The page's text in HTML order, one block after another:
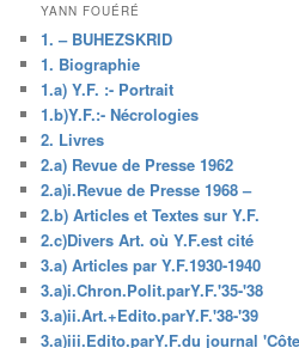
YANN FOUÉRÉ
1. – BUHEZSKRID
1. Biographie
1.a) Y.F. :- Portrait
1.b)Y.F.:- Nécrologies
2. Livres
2.a) Revue de Presse 1962
2.a)i.Revue de Presse 1968 –
2.b) Articles et Textes sur Y.F.
2.c)Divers Art. où Y.F.est cité
3.a) Articles par Y.F.1930-1940
3.a)i.Chron.Polit.parY.F.'35-'38
3.a)ii.Art.+Edito.parY.F.'38-'39
3.a)iii.Edito.parY.F.du journal